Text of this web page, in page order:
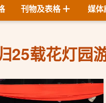
刊物及表格 媒体
25载花灯园